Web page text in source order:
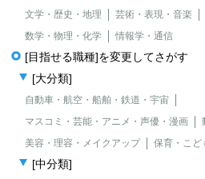
文学・歴史・地理 芸術・表現・音楽
数学・物理・化学
情報学・通信
[目指せる職種]を変更してさがす
[大分類]
自動車・航空・船舶・鉄道・宇宙
マスコミ・芸能・アニメ・声優・漫画
美容・理容・メイクアップ
保育・こど
[中分類]